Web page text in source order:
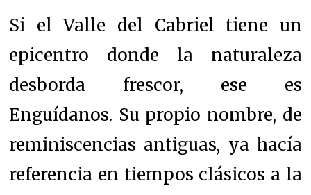
Si el Valle del Cabriel tiene un
epicentro donde la naturaleza
desborda frescor, ese es
Enguídanos. Su propio nombre, de
reminiscencias antiguas, ya hacía
referencia en tiempos clásicos a la